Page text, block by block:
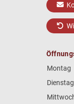
Montag
Dienstag